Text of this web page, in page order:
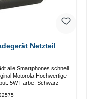
Netzteil
alle Smartphones schnell
Output: 5W Farbe: Schwarz